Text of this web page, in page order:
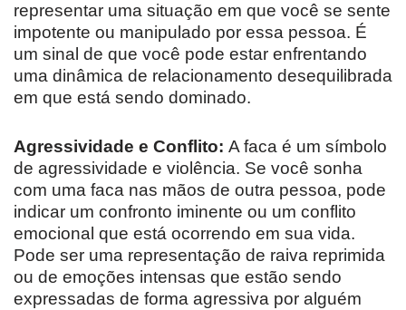
representar uma situação em que você se sente
impotente ou manipulado por essa pessoa. É
um sinal de que você pode estar enfrentando
uma dinâmica de relacionamento desequilibrada
em que está sendo dominado.
Agressividade e Conflito: A faca é um símbolo
de agressividade e violência. Se você sonha
com uma faca nas mãos de outra pessoa, pode
indicar um confronto iminente ou um conflito
emocional que está ocorrendo em sua vida.
Pode ser uma representação de raiva reprimida
ou de emoções intensas que estão sendo
expressadas de forma agressiva por alguém